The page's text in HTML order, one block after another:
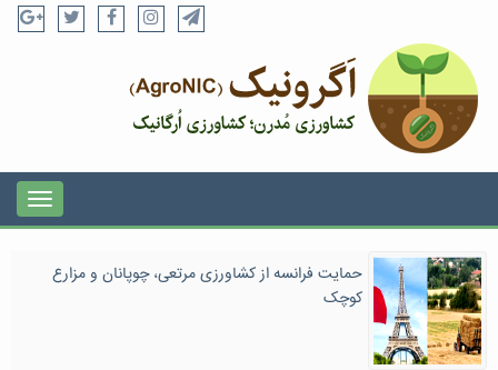
حمایت فرانسه از کشاورزی مرتعی، چوپانان و مزارع
کوچک